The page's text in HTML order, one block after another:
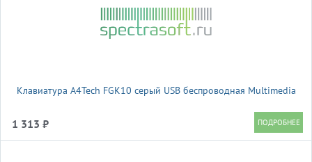
Клавиатура A4Tech FGK10 серый USB беспроводная Multimedia
1 313 ₽